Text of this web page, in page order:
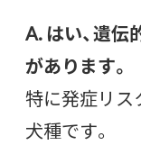
A. はい、遺
があります。
特に発症リス
犬種です。